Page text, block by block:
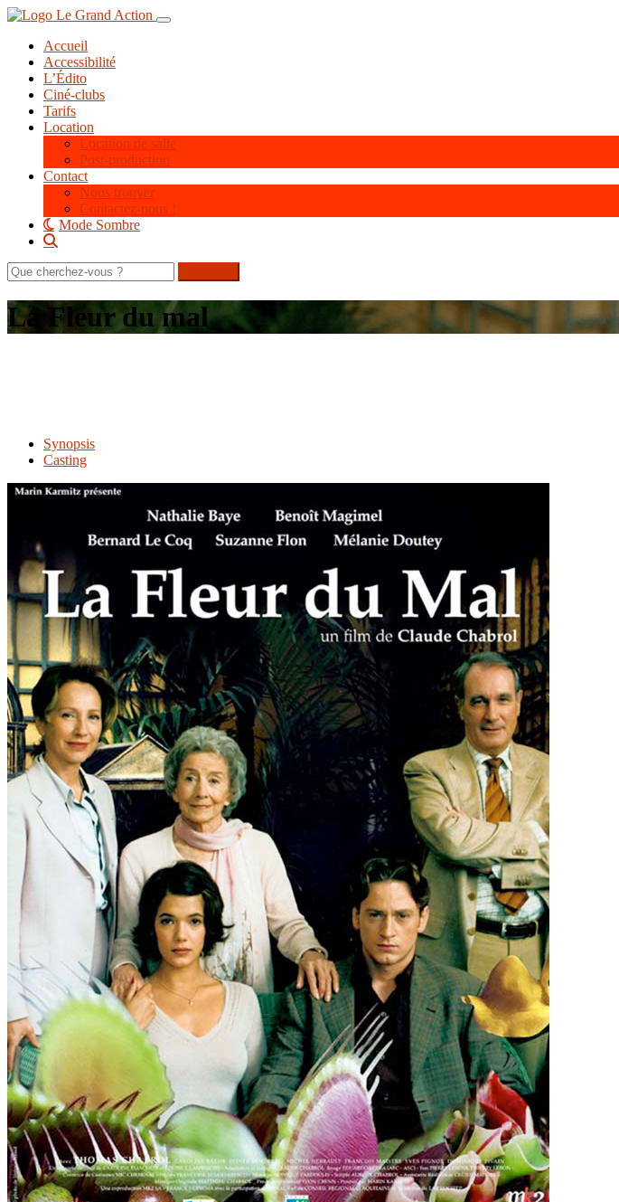
Aller
contenu
principal
Toggle navigation
Accueil
Accessibilité
L’Édito
Ciné-clubs
Tarifs
Location
Location de salle
Post-production
Contact
Nous trouver
Contactez-nous !
Mode Sombre
Rechercher
sur
le
site
La Fleur du mal
Synopsis
Casting